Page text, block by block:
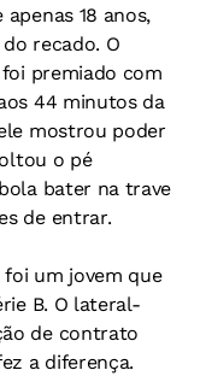
18 anos,
recado. O
premiado com
44 minutos da
mostrou poder
o pé
bater na trave
de entrar.
um jovem que
B. O lateral-
de contrato
a diferença.